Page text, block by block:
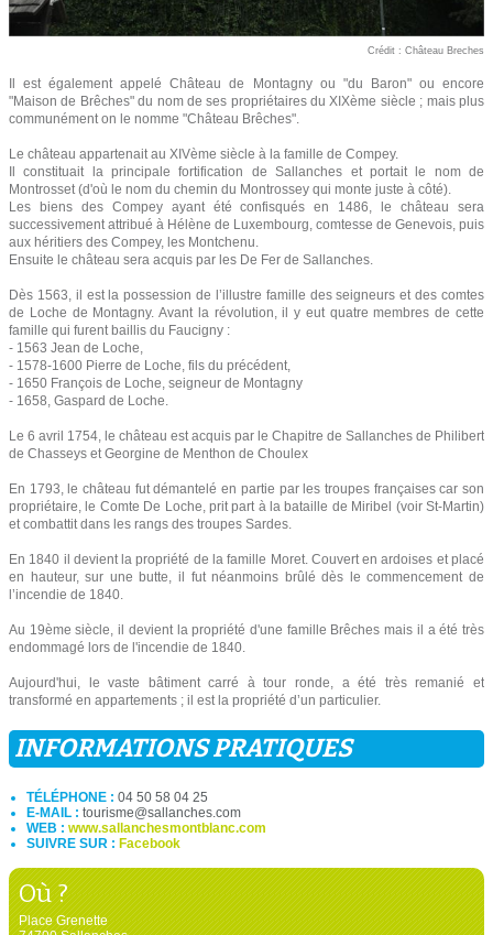
Crédit : Château Breches
Il est également appelé Château de Montagny ou "du Baron" ou encore
"Maison de Brêches" du nom de ses propriétaires du XIXème siècle ; mais plus
communément on le nomme "Château Brêches".
Le château appartenait au XIVème siècle à la famille de Compey.
Il constituait la principale fortification de Sallanches et portait le nom de
Montrosset (d'où le nom du chemin du Montrossey qui monte juste à côté).
Les biens des Compey ayant été confisqués en 1486, le château sera
successivement attribué à Hélène de Luxembourg, comtesse de Genevois, puis
aux héritiers des Compey, les Montchenu.
Ensuite le château sera acquis par les De Fer de Sallanches.
Dès 1563, il est la possession de l’illustre famille des seigneurs et des comtes
de Loche de Montagny. Avant la révolution, il y eut quatre membres de cette
famille qui furent baillis du Faucigny :
- 1563 Jean de Loche,
- 1578-1600 Pierre de Loche, fils du précédent,
- 1650 François de Loche, seigneur de Montagny
- 1658, Gaspard de Loche.
Le 6 avril 1754, le château est acquis par le Chapitre de Sallanches de Philibert
de Chasseys et Georgine de Menthon de Choulex
En 1793, le château fut démantelé en partie par les troupes françaises car son
propriétaire, le Comte De Loche, prit part à la bataille de Miribel (voir St-Martin)
et combattit dans les rangs des troupes Sardes.
En 1840 il devient la propriété de la famille Moret. Couvert en ardoises et placé
en hauteur, sur une butte, il fut néanmoins brûlé dès le commencement de
l’incendie de 1840.
Au 19ème siècle, il devient la propriété d'une famille Brêches mais il a été très
endommagé lors de l'incendie de 1840.
Aujourd'hui, le vaste bâtiment carré à tour ronde, a été très remanié et
transformé en appartements ; il est la propriété d’un particulier.
INFORMATIONS PRATIQUES
TÉLÉPHONE : 04 50 58 04 25
E-MAIL : tourisme@sallanches.com
WEB : www.sallanchesmontblanc.com
SUIVRE SUR : Facebook
Où ?
Place Grenette